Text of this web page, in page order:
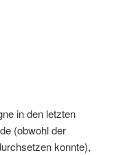
in den letzten
(obwohl der
konnte),